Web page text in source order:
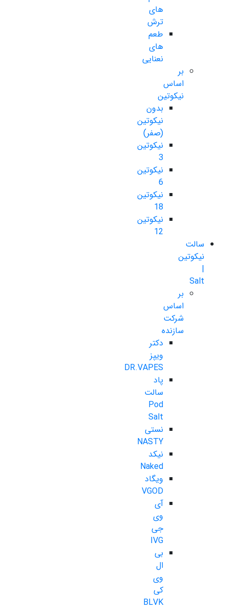
های
ترش
طعم
های
نعنایی
بر
اساس
نیکوتین
بدون
نیکوتین
(صفر)
نیکوتین
3
نیکوتین
6
نیکوتین
18
نیکوتین
12
سالت
نیکوتین
|
Salt
بر
اساس
شرکت
سازنده
دکتر
ویپز
DR.VAPES
پاد
سالت
Pod
Salt
نستی
NASTY
نیکد
Naked
ویگاد
VGOD
آی
وی
جی
IVG
بی
ال
وی
کی
BLVK